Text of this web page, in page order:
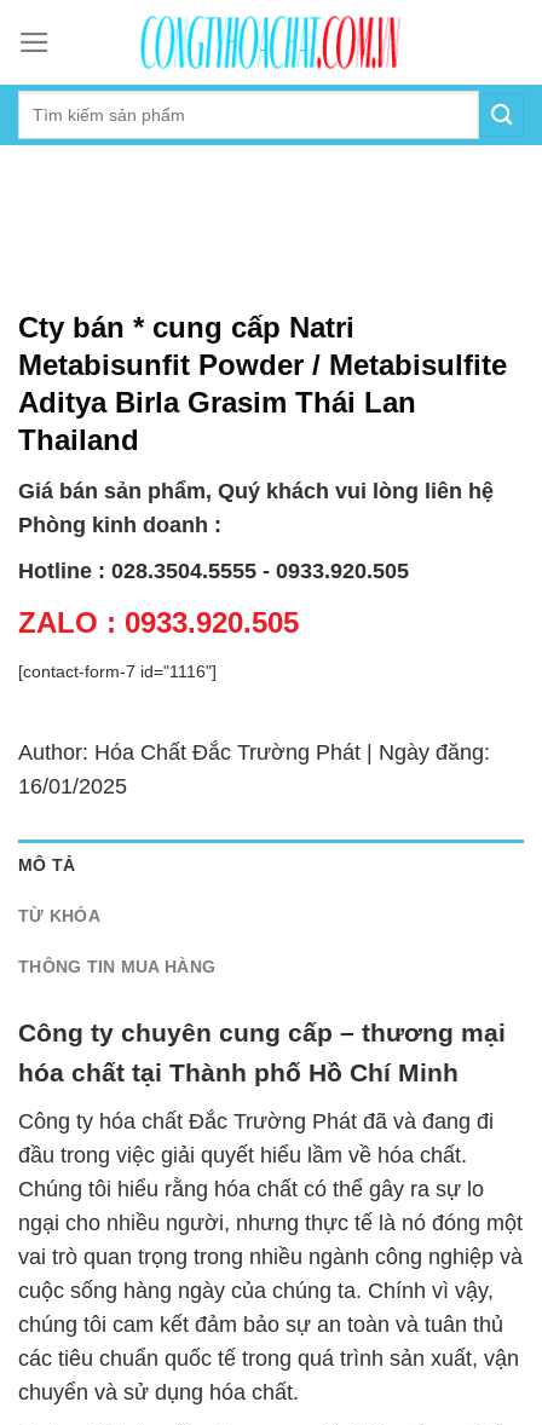
content
Cty bán * cung cấp Natri
Metabisunfit Powder / Metabisulfite
Aditya Birla Grasim Thái Lan
Thailand
Giá bán sản phẩm, Quý khách vui lòng liên hệ
Phòng kinh doanh :
Hotline : 028.3504.5555 - 0933.920.505
ZALO : 0933.920.505
[contact-form-7 id="1116"]
Author: Hóa Chất Đắc Trường Phát | Ngày đăng:
16/01/2025
MÔ TẢ
TỪ KHÓA
THÔNG TIN MUA HÀNG
Công ty chuyên cung cấp – thương mại
hóa chất tại Thành phố Hồ Chí Minh
Công ty hóa chất Đắc Trường Phát đã và đang đi
đầu trong việc giải quyết hiểu lầm về hóa chất.
Chúng tôi hiểu rằng hóa chất có thể gây ra sự lo
ngại cho nhiều người, nhưng thực tế là nó đóng một
vai trò quan trọng trong nhiều ngành công nghiệp và
cuộc sống hàng ngày của chúng ta. Chính vì vậy,
chúng tôi cam kết đảm bảo sự an toàn và tuân thủ
các tiêu chuẩn quốc tế trong quá trình sản xuất, vận
chuyển và sử dụng hóa chất.